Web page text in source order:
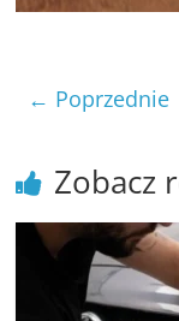
porady
i
wskazówki
poradniki
← Poprzednie
Zobacz